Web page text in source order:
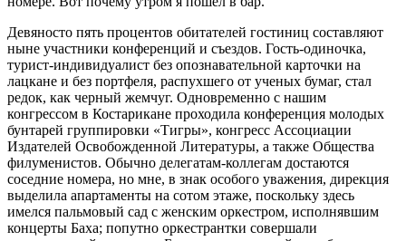
Девяносто пять процентов обитателей гостиниц составляют
ныне участники конференций и съездов. Гость-одиночка,
турист-индивидуалист без опознавательной карточки на
лацкане и без портфеля, распухшего от ученых бумаг, стал
редок, как черный жемчуг. Одновременно с нашим
конгрессом в Костарикане проходила конференция молодых
бунтарей группировки «Тигры», конгресс Ассоциации
Издателей Освобожденной Литературы, а также Общества
филуменистов. Обычно делегатам-коллегам достаются
соседние номера, но мне, в знак особого уважения, дирекция
выделила апартаменты на сотом этаже, поскольку здесь
имелся пальмовый сад с женским оркестром, исполнявшим
концерты Баха; попутно оркестрантки совершали